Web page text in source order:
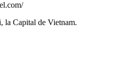
la Capital de Vietnam.